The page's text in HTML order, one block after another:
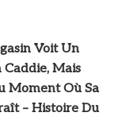
Voit Un
Caddie, Mais
Moment Où Sa
– Histoire Du